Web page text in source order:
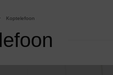
Koptelefoon